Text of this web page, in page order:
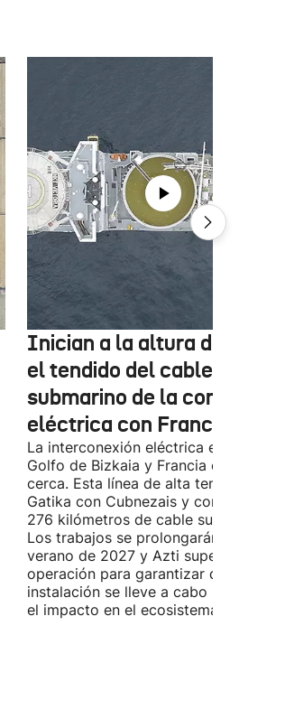
Inician a la altura de
el tendido del cable
submarino de la conexión
eléctrica con Francia
La interconexión eléctrica entre el
Golfo de Bizkaia y Francia está más
cerca. Esta línea de alta tensión unirá
Gatika con Cubnezais y contará con
276 kilómetros de cable submarino.
Los trabajos se prolongarán hasta
verano de 2027 y Azti supervisará la
operación para garantizar que la
instalación se lleve a cabo
el impacto en el ecosistema marino.